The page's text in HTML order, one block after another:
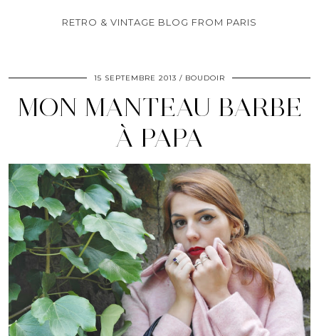
RETRO & VINTAGE BLOG FROM PARIS
15 SEPTEMBRE 2013 BOUDOIR
MON MANTEAU BARBE
À PAPA